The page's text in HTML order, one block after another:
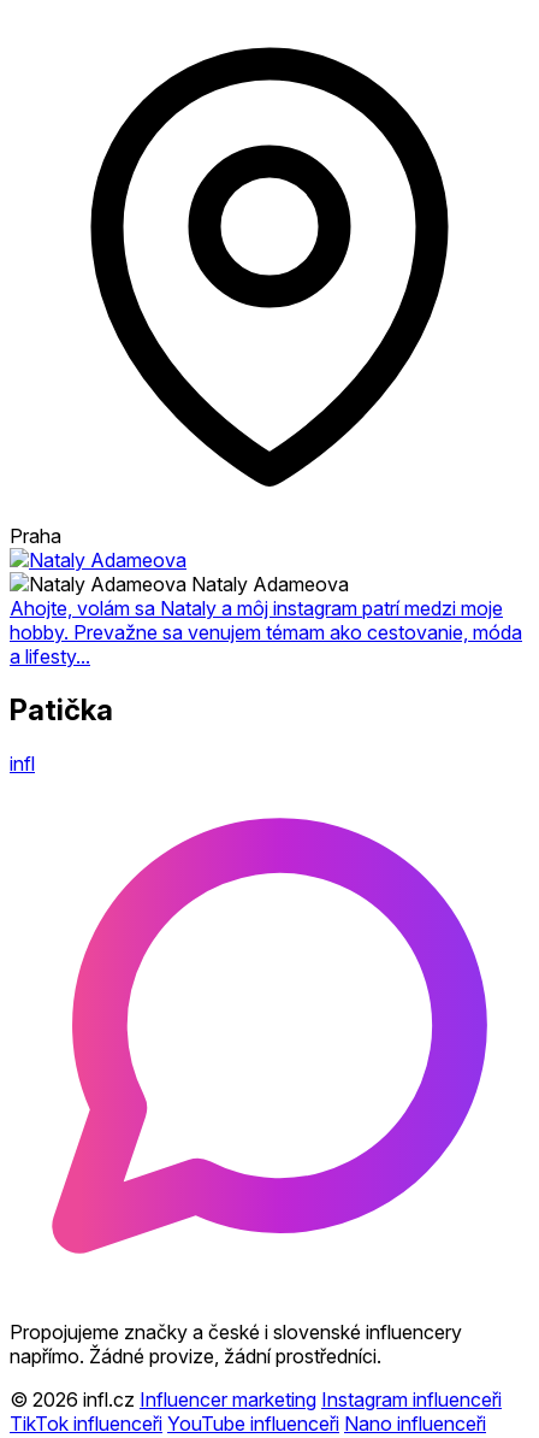
Praha
Nataly Adameova
Ahojte, volám sa Nataly a môj instagram patrí medzi moje
hobby. Prevažne sa venujem témam ako cestovanie, móda
a lifesty...
Patička
infl
Propojujeme značky a české i slovenské influencery
napřímo. Žádné provize, žádní prostředníci.
© 2026 infl.cz Influencer marketing Instagram influenceři
TikTok influenceři YouTube influenceři Nano influenceři